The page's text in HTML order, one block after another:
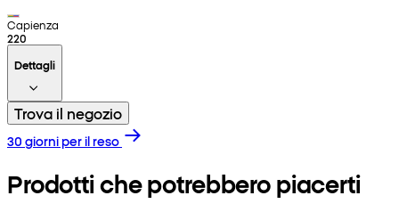
Capienza
220
Dettagli
Trova il negozio
30 giorni per il reso
Prodotti che potrebbero piacerti